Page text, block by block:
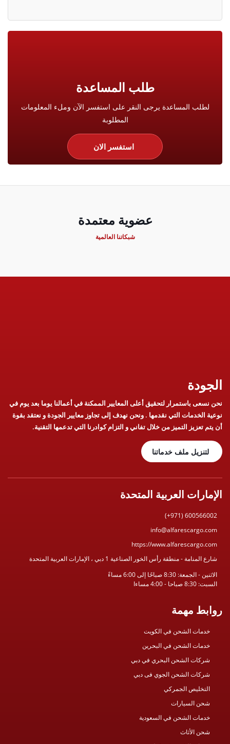
طلب المساعدة
لطلب المساعدة يرجى النقر على استفسر الآن وملء المعلومات
المطلوبة
استفسر الان
عضوية معتمدة
شبكاتنا العالمية
الجودة
نحن نسعى باستمرار لتحقيق أعلى المعايير الممكنة في أعمالنا يوما بعد يوم في
نوعية الخدمات التي نقدمها . ونحن نهدف إلى تجاوز معايير الجودة و نعتقد بقوة
أن يتم تعزيز التميز من خلال تفاني و التزام كوادرنا التي تدعمها التقنية.
لتنزيل ملف خدماتنا
الإمارات العربية المتحدة
(+971) 600566002
info@alfarescargo.com
https://www.alfarescargo.com
شارع المنامة - منطقة رأس الخور الصناعية 1 دبي ، الإمارات العربية المتحدة
الاثنين - الجمعة: 8:30 صباحًا إلى 6:00 مساءً
السبت: 8:30 صباحا - 4:00 مساءا
روابط مهمة
خدمات الشحن في الكويت
خدمات الشحن في البحرين
شركات الشحن البحري في دبي
شركات الشحن الجوي فى دبي
التخليص الجمركي
شحن السيارات
خدمات الشحن في السعودية
شحن الأثاث